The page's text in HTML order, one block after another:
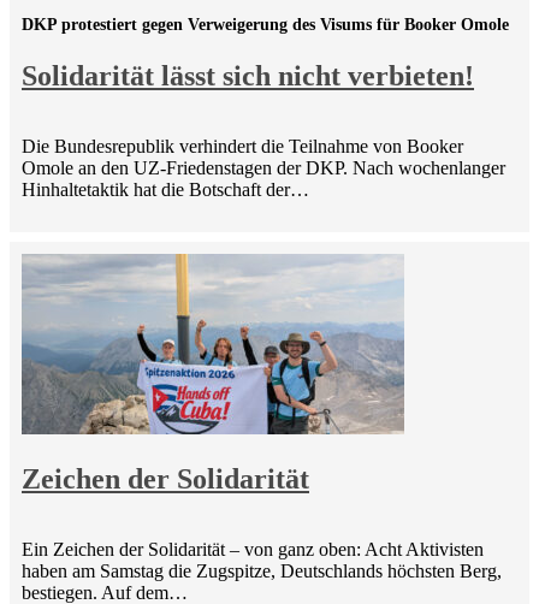
Solidarität lässt sich nicht verbieten!
DKP protestiert gegen Verweigerung des Visums für Booker Omole
Die Bundesrepublik verhindert die Teilnahme von Booker
Omole an den UZ-Friedenstagen der DKP. Nach wochenlanger
Hinhaltetaktik hat die Botschaft der…
Zeichen der Solidarität
Ein Zeichen der Solidarität – von ganz oben: Acht Aktivisten
haben am Samstag die Zugspitze, Deutschlands höchsten Berg,
bestiegen. Auf dem…